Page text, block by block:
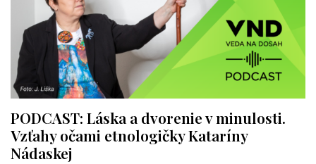
PODCAST: Láska a dvorenie v minulosti.
Vzťahy očami etnologičky Kataríny
Nádaskej